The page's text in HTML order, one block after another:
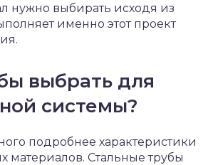
нужно выбирать исходя из
именно этот проект
выбрать для
системы?
подробнее характеристики
материалов. Стальные трубы